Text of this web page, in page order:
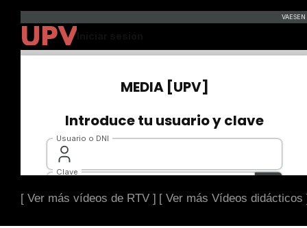
[ Ver más vídeos de RTV ] [ Ver más Vídeos didácticos